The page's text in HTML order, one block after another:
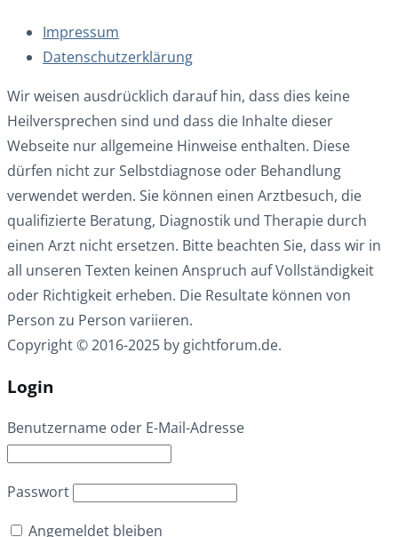
Impressum
Datenschutzerklärung
Wir weisen ausdrücklich darauf hin, dass dies keine
Heilversprechen sind und dass die Inhalte dieser
Webseite nur allgemeine Hinweise enthalten. Diese
dürfen nicht zur Selbstdiagnose oder Behandlung
verwendet werden. Sie können einen Arztbesuch, die
qualifizierte Beratung, Diagnostik und Therapie durch
einen Arzt nicht ersetzen. Bitte beachten Sie, dass wir in
all unseren Texten keinen Anspruch auf Vollständigkeit
oder Richtigkeit erheben. Die Resultate können von
Person zu Person variieren.
Copyright © 2016-2025 by gichtforum.de.
Login
Benutzername oder E-Mail-Adresse
Passwort
Angemeldet bleiben